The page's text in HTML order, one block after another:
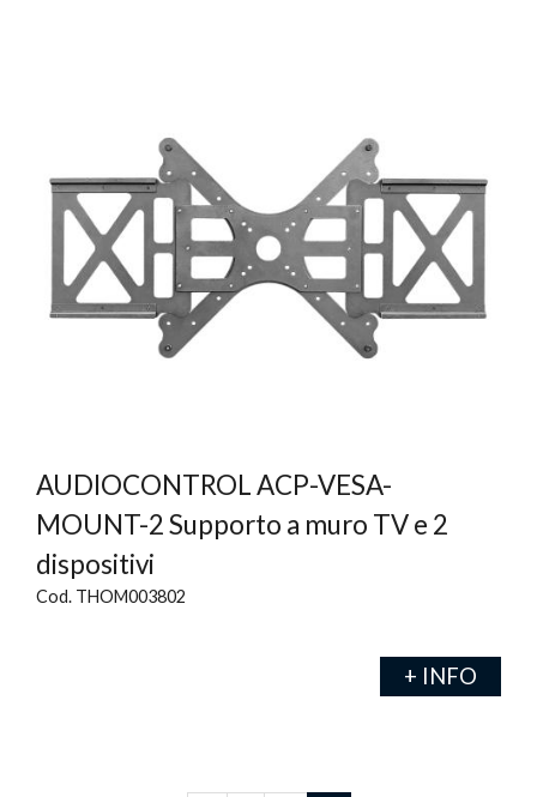
AUDIOCONTROL ACP-VESA-
MOUNT-2 Supporto a muro TV e 2
dispositivi
Cod. THOM003802
+ INFO